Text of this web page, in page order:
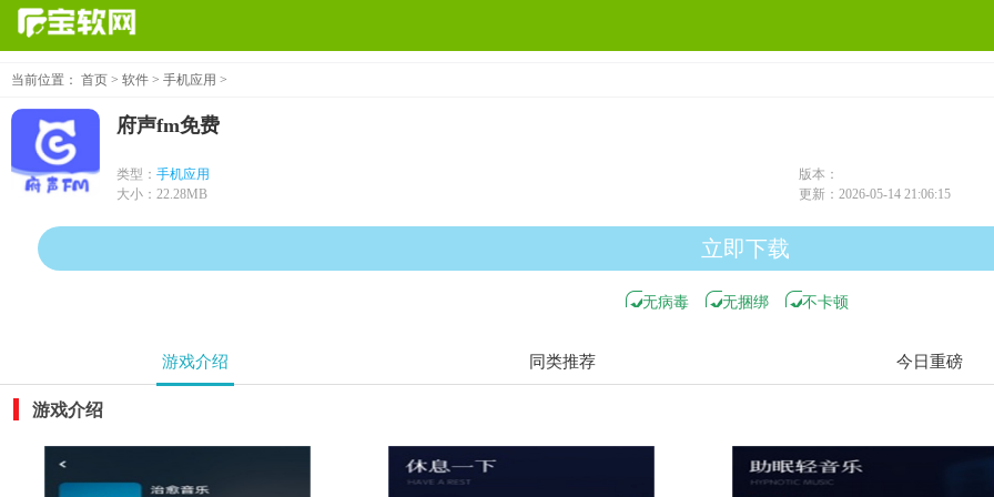
当前位置： 首页 > 软件 > 手机应用 >
府声fm免费
类型： 手机应用
版本：
大小： 22.28MB 更新： 2026-05-14 21:06:15
立即下载
无病毒 无捆绑 不卡顿
游戏介绍 同类推荐 今日重磅
游戏介绍